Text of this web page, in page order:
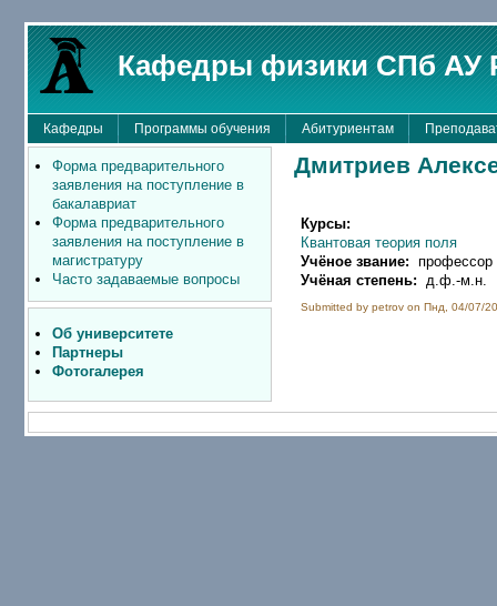
Кафедры физики СПб АУ
Кафедры Программы обучения Абитуриентам
Форма предварительного
заявления на поступление в
бакалавриат
Форма предварительного
заявления на поступление в
магистратуру
Часто задаваемые вопросы
Об университете
Партнеры
Фотогалерея
Дмитриев
Курсы:
Квантовая теория поля
Учёное звание: профессор
Учёная степень:
д.ф.-м.н.
Submitted by petrov on Пнд, 04/07/